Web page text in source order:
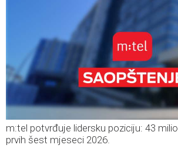
m:tel potvrđuje lidersku poziciju: 43
prvih šest mjeseci 2026.